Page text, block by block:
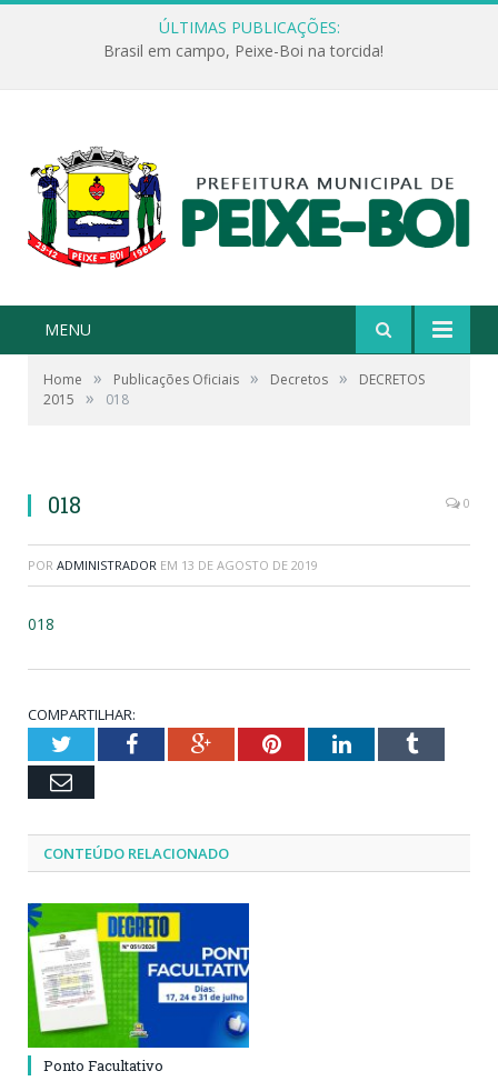
ÚLTIMAS PUBLICAÇÕES:
Brasil em campo, Peixe-Boi na torcida!
MENU
Home » Publicações Oficiais » Decretos »
DECRETOS
2015
» 018
018 0
POR ADMINISTRADOR EM 13 DE AGOSTO DE 2019
018
COMPARTILHAR:
TwitterFacebookGoogle+PinterestLinkedInTumblr
Email
CONTEÚDO RELACIONADO
Ponto Facultativo